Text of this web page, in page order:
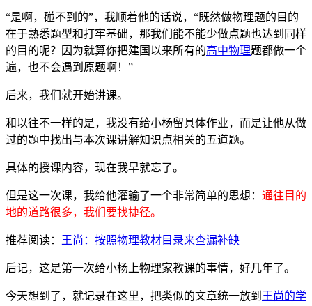
“是啊，碰不到的”，我顺着他的话说，“既然做物理题的目的
在于熟悉题型和打牢基础，那我们能不能少做点题也达到同样
的目的呢？因为就算你把建国以来所有的高中物理题都做一个
遍，也不会遇到原题啊！”
后来，我们就开始讲课。
和以往不一样的是，我没有给小杨留具体作业，而是让他从做
过的题中找出与本次课讲解知识点相关的五道题。
具体的授课内容，现在我早就忘了。
但是这一次课，我给他灌输了一个非常简单的思想： 通往目的
地的道路很多，我们要找捷径。
推荐阅读： 王尚：按照物理教材目录来查漏补缺
后记，这是第一次给小杨上物理家教课的事情，好几年了。
今天想到了，就记录在这里，把类似的文章统一放到 王尚的学